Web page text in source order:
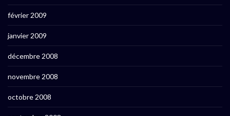
février 2009
janvier 2009
décembre 2008
novembre 2008
octobre 2008